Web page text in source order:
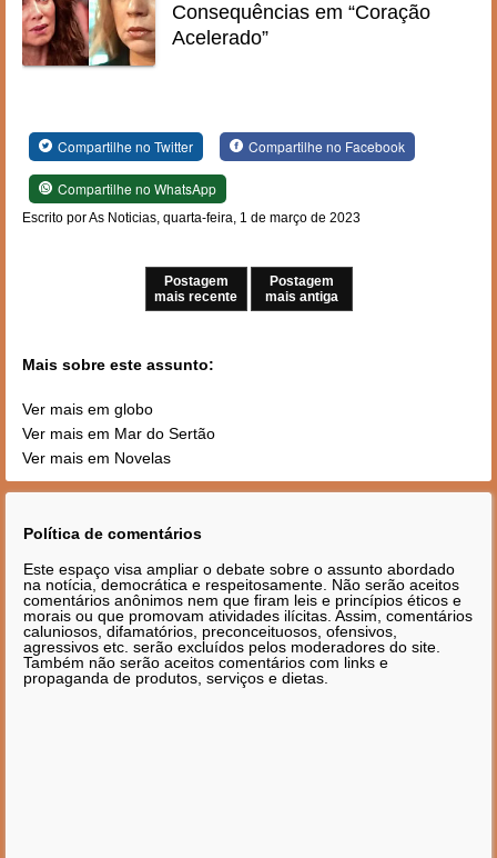
Consequências em “Coração
Acelerado”
Compartilhe no Twitter Compartilhe no Facebook
Compartilhe no WhatsApp
Escrito por As Noticias, quarta-feira, 1 de março de 2023
Postagem
mais recente
Postagem
mais antiga
Mais sobre este assunto:
Ver mais em globo
Ver mais em Mar do Sertão
Ver mais em Novelas
Política de comentários
Este espaço visa ampliar o debate sobre o assunto abordado
na notícia, democrática e respeitosamente. Não serão aceitos
comentários anônimos nem que firam leis e princípios éticos e
morais ou que promovam atividades ilícitas. Assim, comentários
caluniosos, difamatórios, preconceituosos, ofensivos,
agressivos etc. serão excluídos pelos moderadores do site.
Também não serão aceitos comentários com links e
propaganda de produtos, serviços e dietas.